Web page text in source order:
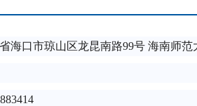
海口市琼山区龙昆南路99号 海南师范